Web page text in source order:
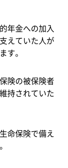
年金への加入
えていた人が
す。
険の被保険者
持されていた
命保険で備え